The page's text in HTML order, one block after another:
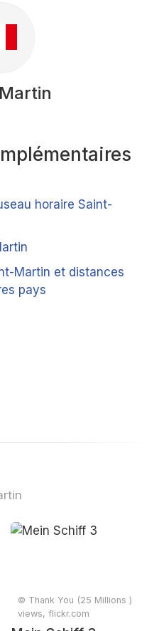
horaire Saint-
Martin et distances
pays
© Thank You (25 Millions )
views, flickr.com